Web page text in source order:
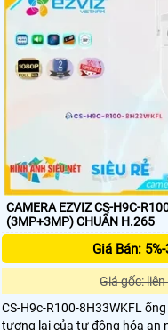
CAMERA EZVIZ CS-H9C-
(3MP+3MP) CHUẨN H.265
Giá Bán: 5%-
Giá gốc: liên
CS-H9c-R100-8H33WKFL
tương lai của tự động hóa an